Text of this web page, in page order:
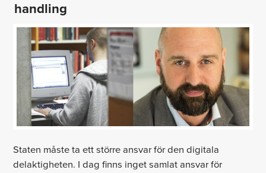
handling
Staten måste ta ett större ansvar för den digitala
delaktigheten. I dag finns inget samlat ansvar för